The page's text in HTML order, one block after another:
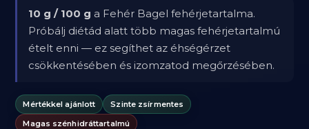
10 g / 100 g a Fehér Bagel fehérjetartalma.
Próbálj diétád alatt több magas fehérjetartalmú
ételt enni — ez segíthet az éhségérzet
csökkentésében és izomzatod megőrzésében.
Mértékkel ajánlott
Szinte zsírmentes
Magas szénhidráttartalmú